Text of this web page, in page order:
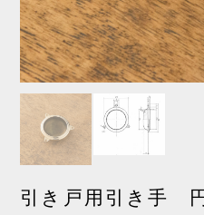
引き戸用引き手